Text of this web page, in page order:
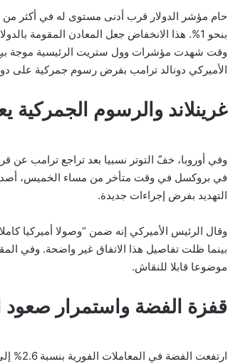
حام مؤشر الدولار قرب أدنى مستوى له في أكثر من
بنحو 1%. هذا الانخفاض جعل المعادن المقومة
وقت شهدت مؤشرات وول ستريت الرئيسية موجة
الأميركي دونالد ترامب بفرض رسوم جمركية على دول
غرينلاند والرسوم الجمركية
وفي أوروبا، خفّ التوتر نسبيا بعد تراجع ترامب عن
في بروكسل في وقت متأخر من مساء الخميس،
التهديد بفرض إجراءات جديدة.
وقال الرئيس الأميركي إنه ضمن “وصولا أميركيا
بينما ظلت تفاصيل هذا الاتفاق غير واضحة. وفي
موضوعا قابلا للنقاش.
قفزة الفضة واستمرار صعود